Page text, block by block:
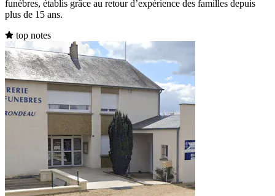
funèbres, établis grâce au retour d’expérience des familles depuis
plus de 15 ans.
top notes